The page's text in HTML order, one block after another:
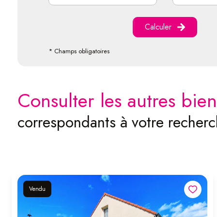
Calculer
* Champs obligatoires
consulter les autres
correspondants à votre
Vendu